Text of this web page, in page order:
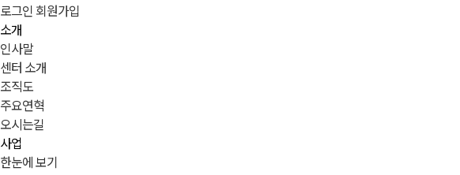
로그인 회원가입
소개
인사말
센터 소개
조직도
주요연혁
오시는길
사업
한눈에 보기